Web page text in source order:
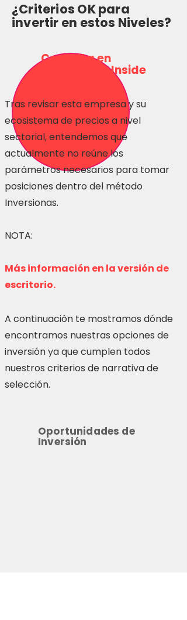
¿Criterios OK para
invertir en estos Niveles?
Consulta en
Inversionas Inside
Tras revisar esta empresa y su
ecosistema de precios a nivel
sectorial, entendemos que
actualmente no reúne los
parámetros necesarios para tomar
posiciones dentro del método
Inversionas.
NOTA:
Más información en la versión de
escritorio.
A continuación te mostramos dónde
encontramos nuestras opciones de
inversión ya que cumplen todos
nuestros criterios de narrativa de
selección.
Oportunidades de
Inversión